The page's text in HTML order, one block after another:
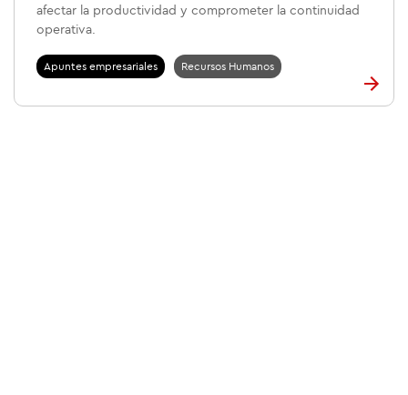
afectar la productividad y comprometer la continuidad
operativa.
Apuntes empresariales Recursos Humanos